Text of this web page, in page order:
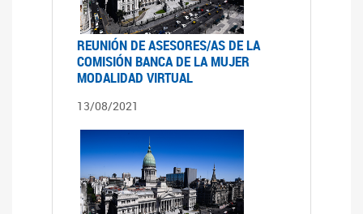
REUNIÓN DE ASESORES/AS DE LA
COMISIÓN BANCA DE LA MUJER
MODALIDAD VIRTUAL
13/08/2021